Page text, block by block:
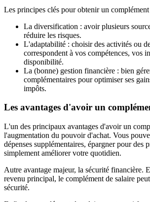
Les principes clés pour obtenir un complément
La diversification : avoir plusieurs
réduire les risques.
L'adaptabilité : choisir des activités ou
correspondent à vos compétences, vos
disponibilité.
La (bonne) gestion financière : bien
complémentaires pour optimiser ses
impôts.
Les avantages d'avoir un
L'un des principaux avantages d'avoir un
l'augmentation du pouvoir d'achat. Vous
dépenses supplémentaires, épargner pour des
simplement améliorer votre quotidien.
Autre avantage majeur, la sécurité financière.
revenu principal, le complément de salaire
sécurité.